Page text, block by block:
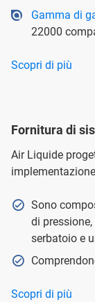
Gamma di
22000
Scopri di più
Fornitura di
Air Liquide
Sono
di
serbatoio e
Scopri di più